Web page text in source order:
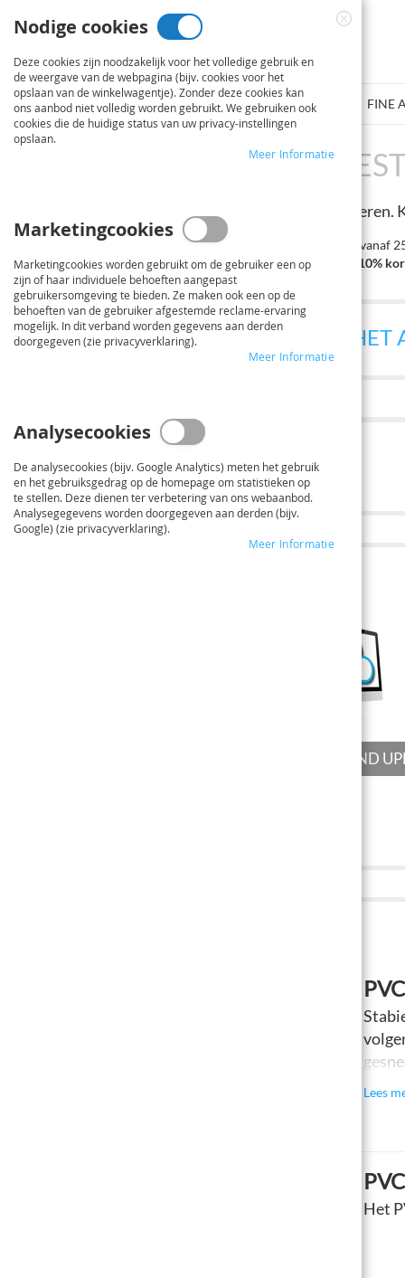
naar
de
inhoud
PLANNEN PRINTDIENST POSTER/FOTOPOSTER FINE
BANNER DRUKKEN
Op deze pagina kunt u uw bestelling
vanaf 100 €
5% korting
vanaf
10%
1 KIES HET FORMAAT EN HET
Breedte cm Hoogte cm
BESTAND
Lees
Het
Nodige cookies
Deze cookies zijn noodzakelijk voor het volledige gebruik en
de weergave van de webpagina (bijv. cookies voor het
opslaan van de winkelwagentje). Zonder deze cookies kan
ons aanbod niet volledig worden gebruikt. We gebruiken ook
cookies die de huidige status van uw privacy-instellingen
opslaan.
Meer Informatie
Marketingcookies
Marketingcookies worden gebruikt om de gebruiker een op
zijn of haar individuele behoeften aangepast
gebruikersomgeving te bieden. Ze maken ook een op de
behoeften van de gebruiker afgestemde reclame-ervaring
mogelijk. In dit verband worden gegevens aan derden
doorgegeven (zie privacyverklaring).
Meer Informatie
Analysecookies
De analysecookies (bijv. Google Analytics) meten het gebruik
en het gebruiksgedrag op de homepage om statistieken op
te stellen. Deze dienen ter verbetering van ons webaanbod.
Analysegegevens worden doorgegeven aan derden (bijv.
Google) (zie privacyverklaring).
Meer Informatie